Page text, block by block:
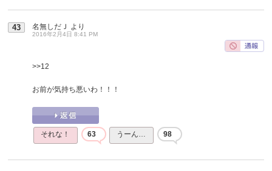
43 名無しだＪ より
2016年2月4日 8:41 PM
>>12
お前が気持ち悪いわ！！！
それな！ 63 うーん… 98